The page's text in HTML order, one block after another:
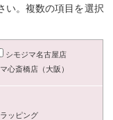
い。複数の項目を選択
シモジマ名古屋店
心斎橋店（大阪）
ラッピング